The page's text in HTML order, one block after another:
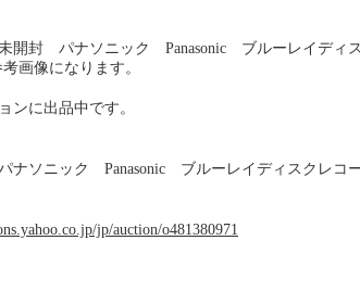
ンに出品中です。
ソニック Panasonic ブルーレイディスクレコ
jp/auction/o481380971